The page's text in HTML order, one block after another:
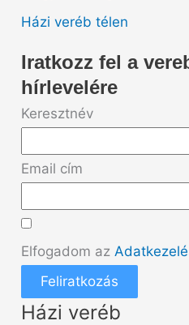
Házi veréb télen
Iratkozz fel a
hírlevelére
Keresztnév
Email cím
Elfogadom az
Feliratkozás
Házi veréb